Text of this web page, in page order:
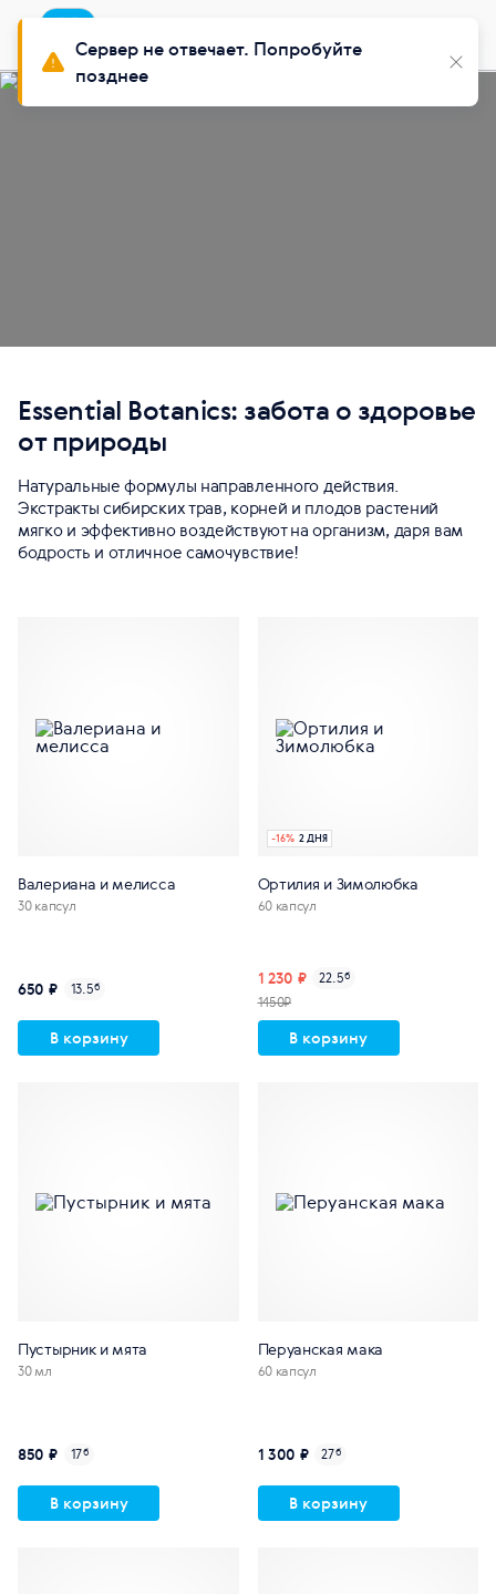
Buy Siberian
Essential Botanics: забота о здоровье
от природы
Натуральные формулы направленного действия.
Экстракты сибирских трав, корней и плодов растений
мягко и эффективно воздействуют на организм, даря вам
бодрость и отличное самочувствие!
Валериана и мелисса
30 капсул
650 ₽ 13.5б
В корзину
-16% 2 ДНЯ
Ортилия и Зимолюбка
60 капсул
1 230 ₽ 22.5б
1450₽
В корзину
Пустырник и мята
30 мл
850 ₽ 17б
В корзину
Перуанская мака
60 капсул
1 300 ₽ 27б
В корзину
Сервер не отвечает. Попробуйте
позднее